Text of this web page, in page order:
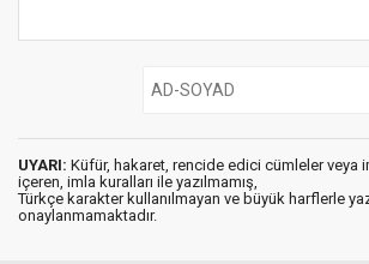
UYARI: Küfür, hakaret, rencide edici cümleler veya
içeren, imla kuralları ile yazılmamış,
Türkçe karakter kullanılmayan ve büyük harflerle
onaylanmamaktadır.